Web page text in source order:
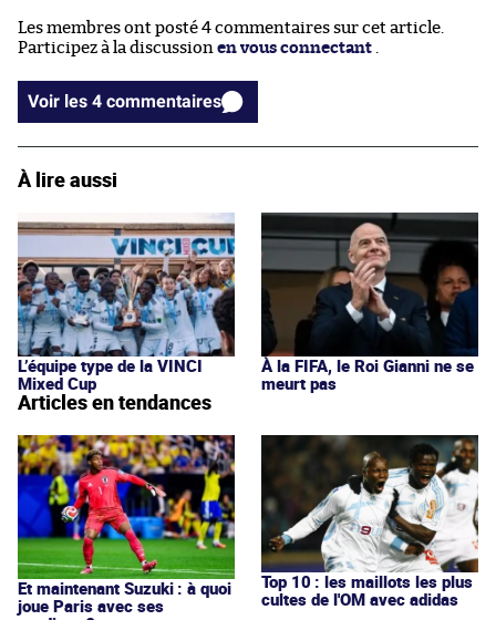
Les membres ont posté 4 commentaires sur cet article.
Participez à la discussion en vous connectant
Voir les 4 commentaires
À lire aussi
L’équipe type de la VINCI
Mixed Cup
À la FIFA, le Roi Gianni ne se
meurt pas
Articles en tendances
Et maintenant Suzuki : à quoi
joue Paris avec ses
Top 10 : les maillots les plus
cultes de l'OM avec adidas